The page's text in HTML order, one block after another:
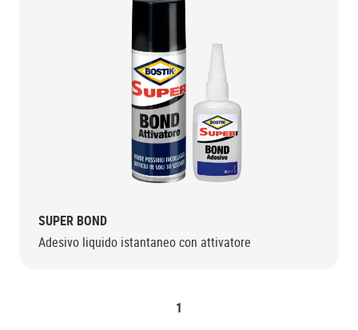
SUPER BOND
Adesivo liquido istantaneo con attivatore
1